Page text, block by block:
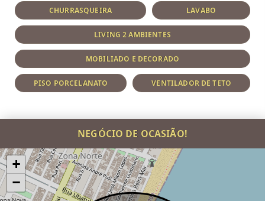
CHURRASQUEIRA LAVABO
LIVING 2 AMBIENTES
MOBILIADO E DECORADO
PISO PORCELANATO VENTILADOR DE TETO
NEGÓCIO DE OCASIÃO!
+
−